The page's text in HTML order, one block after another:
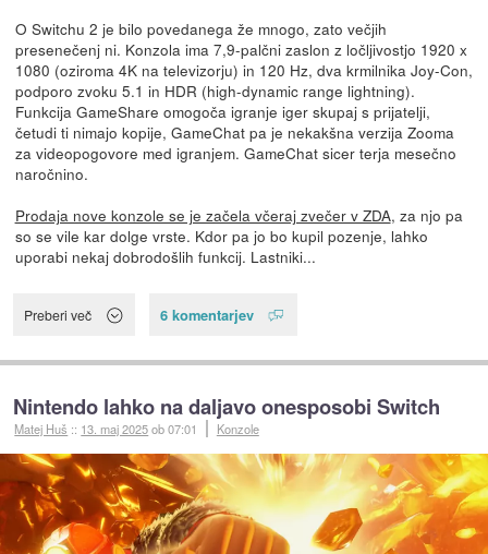
O Switchu 2 je bilo povedanega že mnogo, zato večjih
presenečenj ni. Konzola ima 7,9-palčni zaslon z ločljivostjo 1920 x
1080 (oziroma 4K na televizorju) in 120 Hz, dva krmilnika Joy-Con,
podporo zvoku 5.1 in HDR (high-dynamic range lightning).
Funkcija GameShare omogoča igranje iger skupaj s prijatelji,
četudi ti nimajo kopije, GameChat pa je nekakšna verzija Zooma
za videopogovore med igranjem. GameChat sicer terja mesečno
naročnino.
Prodaja nove konzole se je začela včeraj zvečer v ZDA, za njo pa
so se vile kar dolge vrste. Kdor pa jo bo kupil pozenje, lahko
uporabi nekaj dobrodošlih funkcij. Lastniki...
Preberi več 6 komentarjev
Nintendo lahko na daljavo onesposobi Switch
Matej Huš :: 13. maj 2025ob 07:01 Konzole